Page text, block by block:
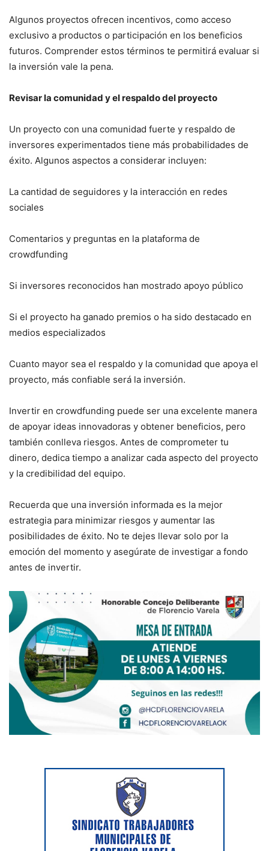
Algunos proyectos ofrecen incentivos, como acceso
exclusivo a productos o participación en los beneficios
futuros. Comprender estos términos te permitirá evaluar si
la inversión vale la pena.
Revisar la comunidad y el respaldo del proyecto
Un proyecto con una comunidad fuerte y respaldo de
inversores experimentados tiene más probabilidades de
éxito. Algunos aspectos a considerar incluyen:
La cantidad de seguidores y la interacción en redes
sociales
Comentarios y preguntas en la plataforma de
crowdfunding
Si inversores reconocidos han mostrado apoyo público
Si el proyecto ha ganado premios o ha sido destacado en
medios especializados
Cuanto mayor sea el respaldo y la comunidad que apoya el
proyecto, más confiable será la inversión.
Invertir en crowdfunding puede ser una excelente manera
de apoyar ideas innovadoras y obtener beneficios, pero
también conlleva riesgos. Antes de comprometer tu
dinero, dedica tiempo a analizar cada aspecto del proyecto
y la credibilidad del equipo.
Recuerda que una inversión informada es la mejor
estrategia para minimizar riesgos y aumentar las
posibilidades de éxito. No te dejes llevar solo por la
emoción del momento y asegúrate de investigar a fondo
antes de invertir.